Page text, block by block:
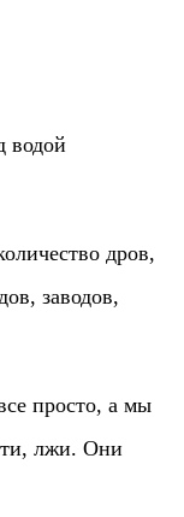
водой
дров,
заводов,
просто, а мы
лжи. Они